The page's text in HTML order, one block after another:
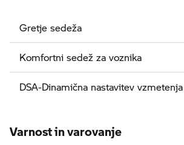
Gretje sedeža
Komfortni sedež za voznika
DSA-Dinamična nastavitev vzmetenja
Varnost in varovanje